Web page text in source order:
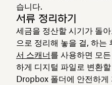
습니다.
서류 정리하기
세금을 정산할 시기가 돌
으로 정리해 놓을 걸, 하는
서 스캐너를 사용하면 모
하게 디지털 파일로 변환
Dropbox 폴더에 안전하게